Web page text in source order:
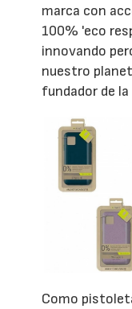
marca con
100% 'eco
innovando
nuestro
fundador de
Como